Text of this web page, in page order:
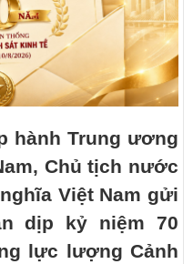
hành Trung ương
Chủ tịch nước
Việt Nam gửi
dịp kỷ niệm 70
lực lượng Cảnh